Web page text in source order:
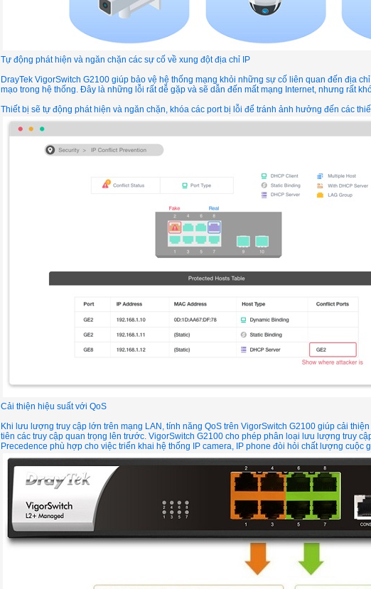
Tự động phát hiện và ngăn chặn các sự cố về xung đột địa chỉ IP
DrayTek VigorSwitch G2100 giúp bảo vệ hệ thống mạng khỏi những sự cố liên quan đến địa
mạo trong hệ thống. Đây là những lỗi rất dễ gặp và sẽ dẫn đến mất mạng Internet, nhưng rất
Thiết bị sẽ tự động phát hiện và ngăn chặn, khóa các port bị lỗi để tránh ảnh hưởng đến các
Cải thiện hiệu suất với QoS
Khi lưu lượng truy cập lớn trên mạng LAN, tính năng QoS trên VigorSwitch G2100 giúp cải
tiên các truy cập quan trọng lên trước. VigorSwitch G2100 cho phép phân loại lưu lượng truy
Precedence phù hợp cho việc triển khai hệ thống IP camera, IP phone đòi hỏi chất lượng cuộc